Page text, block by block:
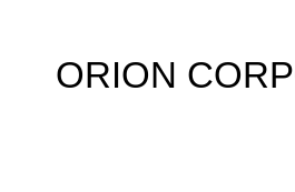
ORION